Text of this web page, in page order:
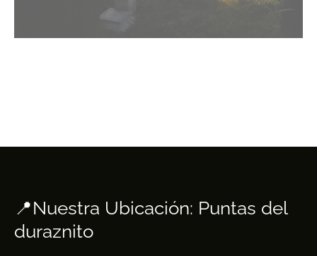
📍Nuestra Ubicación: Puntas del
duraznito